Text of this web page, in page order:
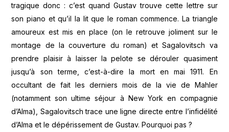
tragique donc : c’est quand Gustav trouve cette lettre sur
son piano et qu’il la lit que le roman commence. La triangle
amoureux est mis en place (on le retrouve joliment sur le
montage de la couverture du roman) et Sagalovitsch va
prendre plaisir à laisser la pelote se dérouler quasiment
jusqu’à son terme, c’est-à-dire la mort en mai 1911. En
occultant de fait les derniers mois de la vie de Mahler
(notamment son ultime séjour à New York en compagnie
d’Alma), Sagalovitsch trace une ligne directe entre l’infidélité
d’Alma et le dépérissement de Gustav. Pourquoi pas ?